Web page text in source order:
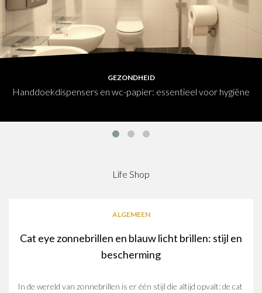
GEZONDHEID
Handdoekdispensers en wc-papier: essentieel voor hygiëne
Life Shop
ALGEMEEN
Cat eye zonnebrillen en blauw licht brillen: stijl en
bescherming
In de wereld van zonnebrillen is er één stijl die altijd opvalt: de cat